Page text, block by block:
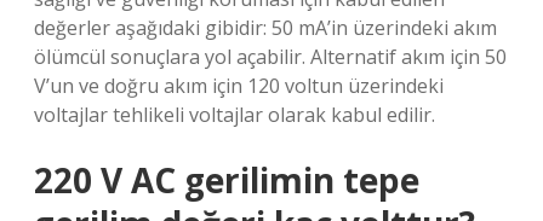
değerler aşağıdaki gibidir: 50 mA’in üzerindeki akım
ölümcül sonuçlara yol açabilir. Alternatif akım için 50
V’un ve doğru akım için 120 voltun üzerindeki
voltajlar tehlikeli voltajlar olarak kabul edilir.
220 V AC gerilimin tepe